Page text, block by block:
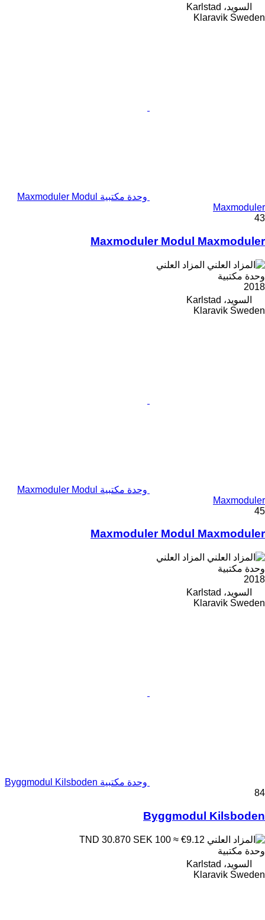
السويد، Karlstad
Klaravik Sweden
وحدة مكتبية Maxmoduler Modul
Maxmoduler
43
Maxmoduler Modul Maxmoduler
المزاد العلني
وحدة مكتبية
2018
السويد، Karlstad
Klaravik Sweden
وحدة مكتبية Maxmoduler Modul
Maxmoduler
45
Maxmoduler Modul Maxmoduler
المزاد العلني
وحدة مكتبية
2018
السويد، Karlstad
Klaravik Sweden
وحدة مكتبية Byggmodul Kilsboden
84
Byggmodul Kilsboden
SEK 100 ≈ €9.12
وحدة مكتبية
السويد، Karlstad
Klaravik Sweden